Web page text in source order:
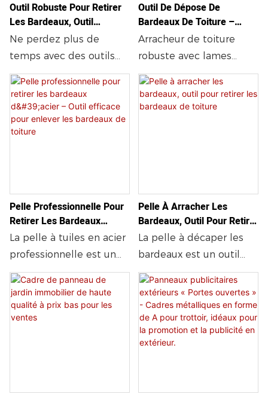
en plastique en forme
de D. Acier trempé
haute résistance de
calibre 11. Soudures
robotisées pour une
robustesse et une
durabilité accrues. Usage
résidentiel et
Outil Robuste Pour Retirer
Les Bardeaux, Outil
Efficace Pour Arracher Les
Bardeaux De Toiture
Ne perdez plus de
temps avec des outils
inefficaces. Choisissez
une pelle à toiture
performante, durable et
confortable, pour des
Outil De Dépose De
Bardeaux De Toiture –
Lames Dentelées En Acier,
Manche En Acier Robuste
Caoutchouc, Lames Et
Patins De Rechange Pour
Une Dépose Efficace Des
Arracheur de toiture
robuste avec lames
dentelées en acier,
manche en acier et
poignée en caoutchouc.
les travaux de toiture.
Pelle Professionnelle Pour
Retirer Les Bardeaux
D'acier – Outil Efficace Pour
Enlever Les Bardeaux De
Toiture
La pelle à tuiles en acier
professionnelle est un
outil de toiture robuste
doté de dents
spécialement conçues
pour soulever
Pelle À Arracher Les
Bardeaux, Outil Pour Retirer
Les Bardeaux De Toiture
La pelle à décaper les
bardeaux est un outil
robuste de 120 cm (47,5
pouces) pour retirer les
bardeaux de toiture.
Dotée d'une lame en
acier résistante et d'un